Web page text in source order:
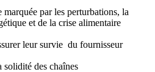
par les perturbations, la
et de la crise alimentaire
leur survie du fournisseur
des chaînes